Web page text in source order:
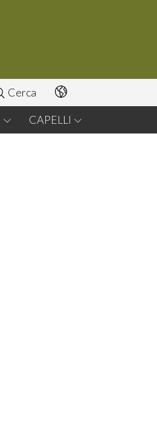
Cerca
CAPELLI